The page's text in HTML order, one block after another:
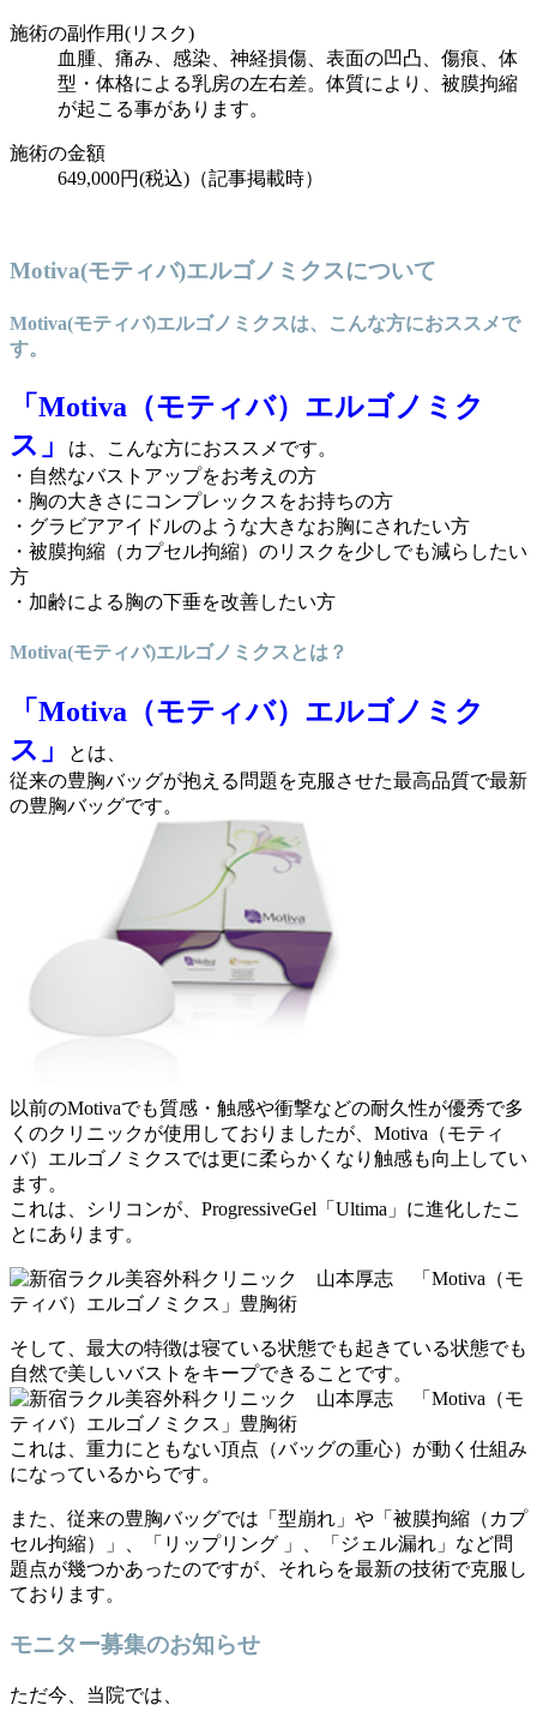
施術の副作用(リスク)
血腫、痛み、感染、神経損傷、表面の凹凸、傷痕、体
型・体格による乳房の左右差。体質により、被膜拘縮
が起こる事があります。
施術の金額
649,000円(税込)（記事掲載時）
Motiva(モティバ)エルゴノミクスについて
Motiva(モティバ)エルゴノミクスは、こんな方におススメで
す。
「Motiva（モティバ）エルゴノミク
ス」
は、こんな方におススメです。
・自然なバストアップをお考えの方
・胸の大きさにコンプレックスをお持ちの方
・グラビアアイドルのような大きなお胸にされたい方
・被膜拘縮（カプセル拘縮）のリスクを少しでも減らしたい
方
・加齢による胸の下垂を改善したい方
Motiva(モティバ)エルゴノミクスとは？
「Motiva（モティバ）エルゴノミク
ス」
とは、
従来の豊胸バッグが抱える問題を克服させた最高品質で最新
の豊胸バッグです。
以前のMotivaでも質感・触感や衝撃などの耐久性が優秀で多
くのクリニックが使用しておりましたが、Motiva（モティ
バ）エルゴノミクスでは更に柔らかくなり触感も向上してい
ます。
これは、シリコンが、ProgressiveGel「Ultima」に進化したこ
とにあります。
そして、最大の特徴は寝ている状態でも起きている状態でも
自然で美しいバストをキープできることです。
これは、重力にともない頂点（バッグの重心）が動く仕組み
になっているからです。
また、従来の豊胸バッグでは「型崩れ」や「被膜拘縮（カプ
セル拘縮）」、「リップリング 」、「ジェル漏れ」など問
題点が幾つかあったのですが、それらを最新の技術で克服し
ております。
モニター募集のお知らせ
ただ今、当院では、